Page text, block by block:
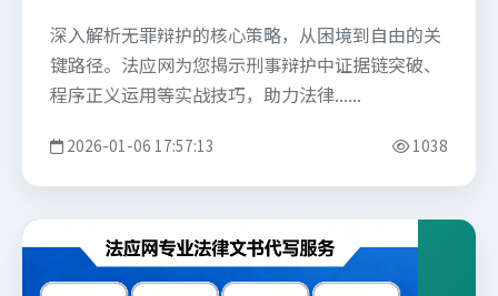
深入解析无罪辩护的核心策略，从困境到自由的关
键路径。法应网为您揭示刑事辩护中证据链突破、
程序正义运用等实战技巧，助力法律......
2026-01-06 17:57:13 1038